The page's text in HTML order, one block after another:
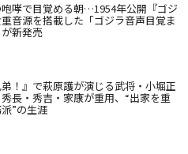
哮で目覚める朝…1954年公開『ゴジ
音源を搭載した「ゴジラ音声目覚ま
新発売
弟！』で萩原護が演じる武将・小堀正
長・秀吉・家康が重用、“出家を重
”の生涯